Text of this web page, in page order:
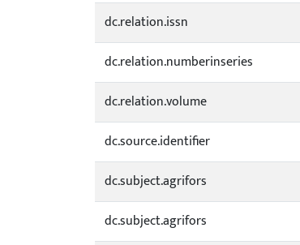
dc.relation.issn
dc.relation.numberinseries
dc.relation.volume
dc.source.identifier
dc.subject.agrifors
dc.subject.agrifors